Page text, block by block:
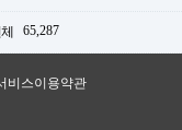
65,287
비스이용약관